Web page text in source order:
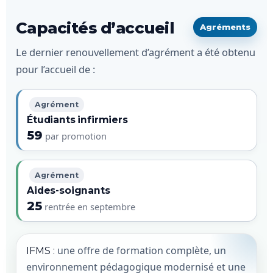
Capacités d’accueil Agréments
Le dernier renouvellement d’agrément a été obtenu
pour l’accueil de :
Agrément
Étudiants infirmiers
59 par promotion
Agrément
Aides-soignants
25 rentrée en septembre
IFMS : une offre de formation complète, un
environnement pédagogique modernisé et une